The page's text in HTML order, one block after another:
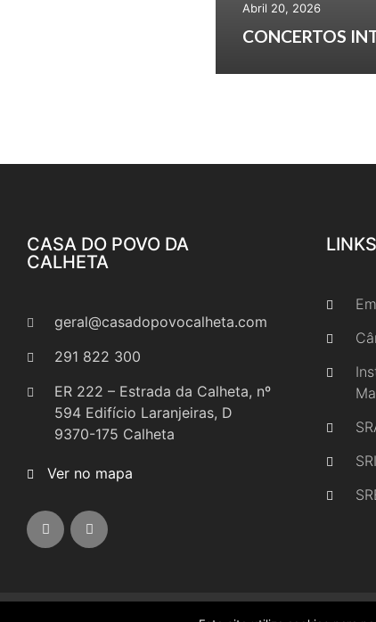
Abril 20, 2026
CONCERTOS
CASA DO POVO DA
CALHETA
geral@casadopovocalheta.com
291 822 300
ER 222 – Estrada da Calheta, nº
594 Edifício Laranjeiras, D
9370-175 Calheta
Ver no mapa
LINKS